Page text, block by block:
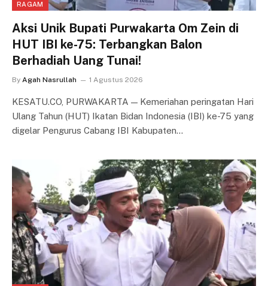
RAGAM
Aksi Unik Bupati Purwakarta Om Zein di
HUT IBI ke-75: Terbangkan Balon
Berhadiah Uang Tunai!
By Agah Nasrullah 1 Agustus 2026
KESATU.CO, PURWAKARTA — Kemeriahan peringatan Hari
Ulang Tahun (HUT) Ikatan Bidan Indonesia (IBI) ke-75 yang
digelar Pengurus Cabang IBI Kabupaten…